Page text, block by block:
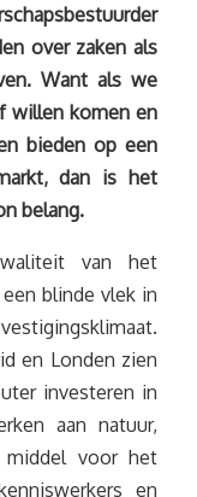
over zaken als
Want als we
willen komen en
bieden op een
dan is het
belang.
van het
blinde vlek in
en Londen zien
investeren in
aan natuur,
middel voor het
en